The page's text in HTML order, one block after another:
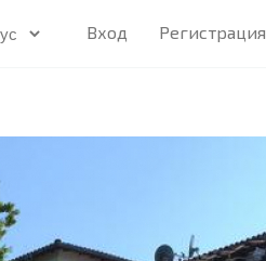
Вход Регистрация